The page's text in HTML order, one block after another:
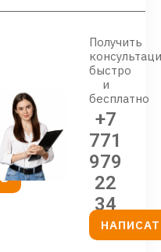
Получить
быстро
и
бесплатно
+7
771
979
22
34